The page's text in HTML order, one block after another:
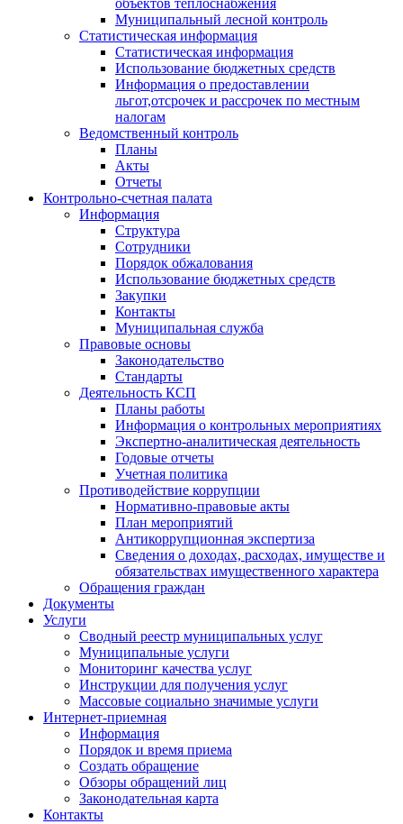
объектов теплоснабжения
Муниципальный лесной контроль
Статистическая информация
Статистическая информация
Использование бюджетных средств
Информация о предоставлении
льгот,отсрочек и рассрочек по местным
налогам
Ведомственный контроль
Планы
Акты
Отчеты
Контрольно-счетная палата
Информация
Структура
Сотрудники
Порядок обжалования
Использование бюджетных средств
Закупки
Контакты
Муниципальная служба
Правовые основы
Законодательство
Стандарты
Деятельность КСП
Планы работы
Информация о контрольных мероприятиях
Экспертно-аналитическая деятельность
Годовые отчеты
Учетная политика
Противодействие коррупции
Нормативно-правовые акты
План мероприятий
Антикоррупционная экспертиза
Сведения о доходах, расходах, имуществе и
обязательствах имущественного характера
Обращения граждан
Документы
Услуги
Сводный реестр муниципальных услуг
Муниципальные услуги
Мониторинг качества услуг
Инструкции для получения услуг
Массовые социально значимые услуги
Интернет-приемная
Информация
Порядок и время приема
Создать обращение
Обзоры обращений лиц
Законодательная карта
Контакты